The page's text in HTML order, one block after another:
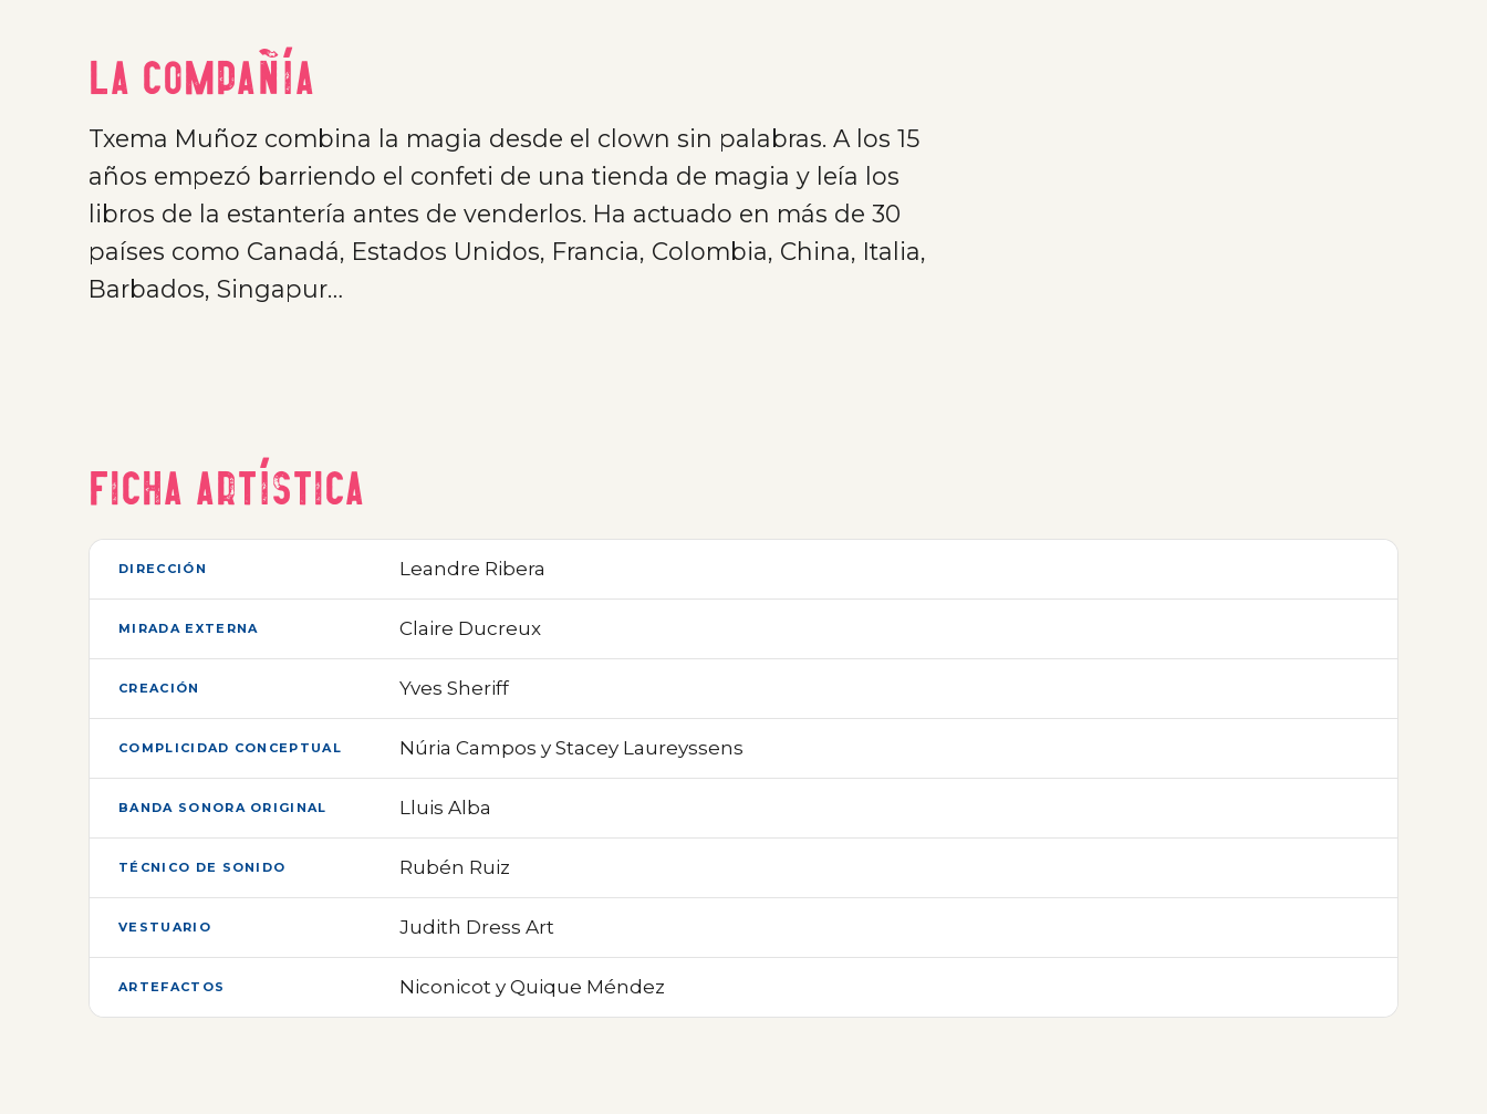
La compañía
Txema Muñoz combina la magia desde el clown sin palabras. A los 15
años empezó barriendo el confeti de una tienda de magia y leía los
libros de la estantería antes de venderlos. Ha actuado en más de 30
países como Canadá, Estados Unidos, Francia, Colombia, China, Italia,
Barbados, Singapur…
Ficha artística
DIRECCIÓN Leandre Ribera
MIRADA EXTERNA Claire Ducreux
CREACIÓN Yves Sheriff
COMPLICIDAD CONCEPTUAL Núria Campos y Stacey Laureyssens
BANDA SONORA ORIGINAL Lluis Alba
TÉCNICO DE SONIDO Rubén Ruiz
VESTUARIO Judith Dress Art
ARTEFACTOS Niconicot y Quique Méndez